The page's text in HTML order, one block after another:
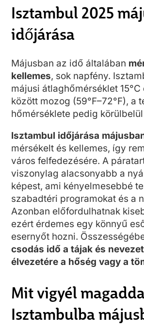
Isztambul 2025
időjárása
Májusban az idő általában
kellemes, sok napfény.
májusi átlaghőmérséklet 15°C
között mozog (59°F–72°F), a
hőmérséklete pedig körülbelül
Isztambul időjárása
mérsékelt és kellemes, így
város felfedezésére. A
viszonylag alacsonyabb a
képest, ami kényelmesebbé
szabadtéri programokat és a
Azonban előfordulhatnak
ezért érdemes egy könnyű
esernyőt hozni.
csodás idő a tájak és
élvezetére a hőség vagy a
Mit vigyél
Isztambulba